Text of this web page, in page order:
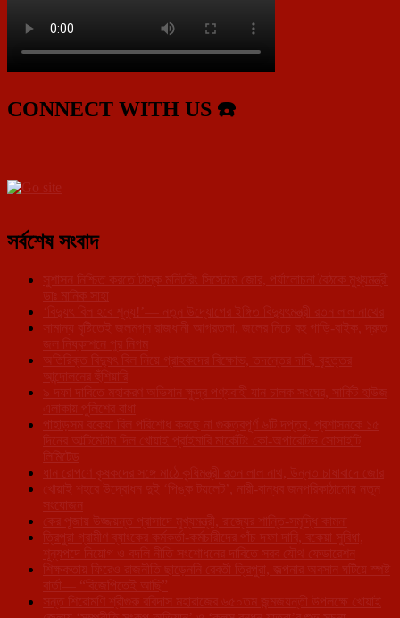
CONNECT WITH US ☎️
সর্বশেষ সংবাদ
সুশাসন নিশ্চিত করতে টাস্ক মনিটরিং সিস্টেমে জোর, পর্যালোচনা বৈঠকে মুখ্যমন্ত্রী
ডাঃ মানিক সাহা
‘বিদ্যুৎ বিল হবে শূন্য!’— নতুন উদ্যোগের ইঙ্গিত বিদ্যুৎমন্ত্রী রতন লাল নাথের
সামান্য বৃষ্টিতেই জলমগ্ন রাজধানী আগরতলা, জলের নিচে বহু গাড়ি-বাইক, দ্রুত
জল নিষ্কাশনে পুর নিগম
অতিরিক্ত বিদ্যুৎ বিল নিয়ে গ্রাহকদের বিক্ষোভ, তদন্তের দাবি, বৃহত্তর
আন্দোলনের হুঁশিয়ারি
৯ দফা দাবিতে মহাকরণ অভিযান ক্ষুদ্র পণ্যবাহী যান চালক সংঘের, সার্কিট হাউজ
এলাকায় পুলিশের বাধা
পাহাড়সম বকেয়া বিল পরিশোধ করছে না গুরুত্বপূর্ণ ৬টি দপ্তর, প্রশাসনকে ১৫
দিনের আল্টিমেটাম দিল খোয়াই প্রাইমারি মার্কেটিং কো-অপারেটিভ সোসাইটি
লিমিটেড
ধান রোপণে কৃষকদের সঙ্গে মাঠে কৃষিমন্ত্রী রতন লাল নাথ, উন্নত চাষাবাদে জোর
খোয়াই শহরে উদ্বোধন দুই ‘পিঙ্ক টয়লেট’, নারী-বান্ধব জনপরিকাঠামোয় নতুন
সংযোজন
কের পূজায় উজ্জয়ন্ত প্রাসাদে মুখ্যমন্ত্রী, রাজ্যের শান্তি-সমৃদ্ধি কামনা
ত্রিপুরা গ্রামীণ ব্যাংকের কর্মকর্তা-কর্মচারীদের পাঁচ দফা দাবি, বকেয়া সুবিধা,
শূন্যপদে নিয়োগ ও বদলি নীতি সংশোধনের দাবিতে সরব যৌথ ফেডারেশন
শিক্ষকতায় ফিরেও রাজনীতি ছাড়েননি রেবতী ত্রিপুরা, জল্পনার অবসান ঘটিয়ে স্পষ্ট
বার্তা— “বিজেপিতেই আছি”
সন্ত শিরোমণি শ্রীগুরু রবিদাস মহারাজের ৬৫০তম জন্মজয়ন্তী উপলক্ষে খোয়াই